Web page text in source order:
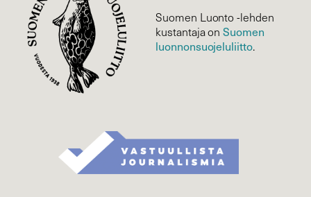
Suomen Luonto -lehden
kustantaja onSuomen
luonnonsuojelu­liitto.